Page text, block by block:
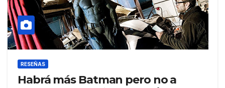
RESEÑAS
Habrá más Batman pero no a